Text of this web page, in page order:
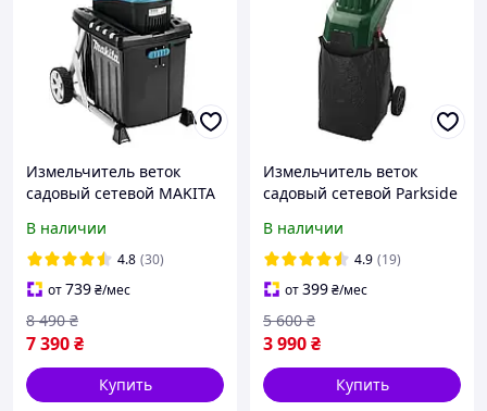
Измельчитель веток
садовый сетевой MAKITA
Макита фрезерный с
контейнером на 67 л
В наличии
4.8 (30)
от739₴/мес
7 390₴
8 490 ₴
Купить
Измельчитель веток
садовый сетевой Parkside
до 40 мм с толкателем и
мешком объемом 45 л
В наличии
4.9 (19)
от399₴/мес
3 990₴
5 600 ₴
Купить